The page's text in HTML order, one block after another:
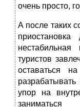
очень просто,
А после таких
приостановка
туристов
оставаться
упор на
заниматься